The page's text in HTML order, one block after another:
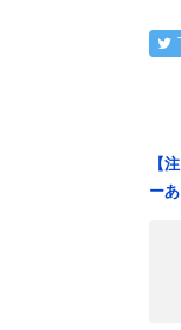
【
ーあ